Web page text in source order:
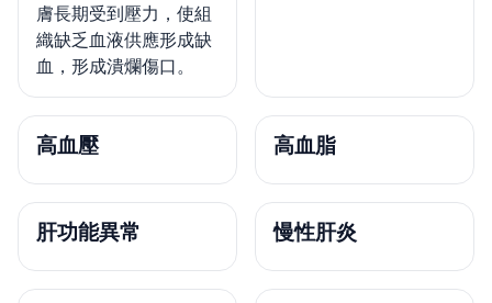
膚長期受到壓力，使組
織缺乏血液供應形成缺
血，形成潰爛傷口。
高血壓 高血脂
肝功能異常 慢性肝炎